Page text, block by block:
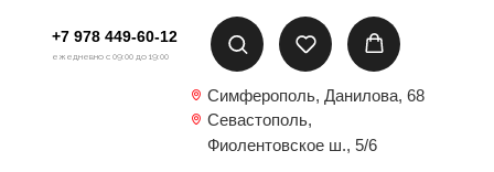
Севастополь,
Фиолентовское ш., 5/6
Симферополь, Данилова, 68
+7 978 449-60-12
ежедневно с 09:00 до 19:00